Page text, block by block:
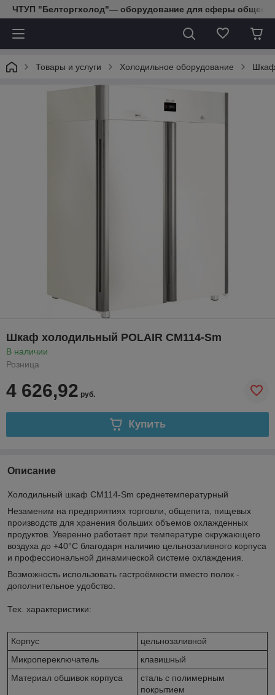
ЧТУП "Белторгхолод"— оборудование для сферы
Товары и услуги Холодильное оборудование
Шкаф холодильный POLAIR CM114-Sm
В наличии
Розница
4 626,92 руб.
Купить
Описание
Холодильный шкаф CM114-Sm среднетемпературный
Незаменим на предприятиях торговли, общепита, пищевых
производств для хранения больших объемов охлажденных
продуктов. Уверенно работает при температуре окружающего
воздуха до +40°С благодаря наличию цельнозаливного корпуса
и профессиональной динамической системе охлаждения.
Возможность использовать гастроёмкости вместо полок -
дополнительное удобство.
Тех. характеристики:
Корпус
цельнозаливной
Микропереключатель
клавишный
Материал обшивок корпуса
сталь с полимерным
покрытием